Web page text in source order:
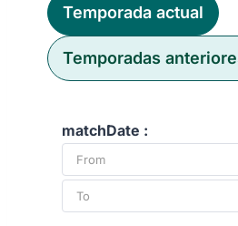
Temporada actual
Temporadas
matchDate :